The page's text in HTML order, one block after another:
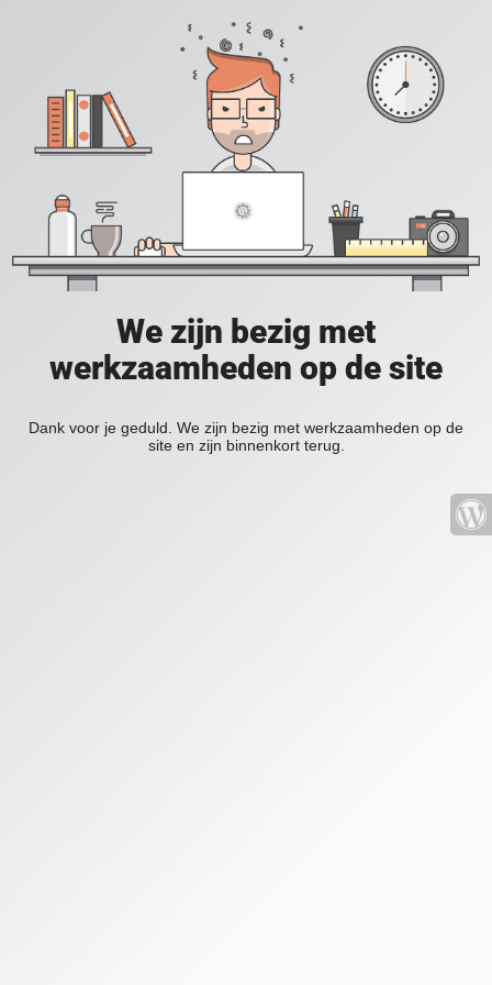
We zijn bezig met
werkzaamheden op de site
Dank voor je geduld. We zijn bezig met werkzaamheden op de
site en zijn binnenkort terug.